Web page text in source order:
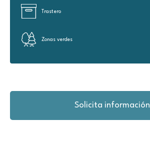
Trastero
Zonas verdes
Solicita información